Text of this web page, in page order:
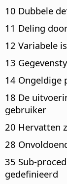
10 Dubbele
11 Deling
12 Variabele
13
14 Ongeldige
18 De
gebruiker
20 Hervatten
28
35 Sub-
gedefinieerd